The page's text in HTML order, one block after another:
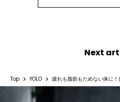
Next
Top YOLO 疲れも脂肪もためない体に